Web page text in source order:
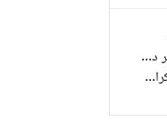
ڈی ایچ اے ڈیفینس میں پراپرٹی کرایہ پر دستیاب
ڈی ایچ اے ڈیفینس فیز 2 میں پراپرٹی کرایہ پر دستیاب